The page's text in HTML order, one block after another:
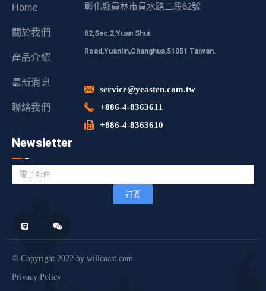
Home
關於我們
產品介紹
最新消息
聯絡我們
彰化縣員林市員水路二段62號
62,Sec.2,Yuan Shui
Road,Yuanlin,Changhua,51051 Taiwan.
service@yeasten.com.tw
+886-4-8363611
+886-4-8363610
Newsletter
訂閱
© Copyright 2022 by willcoast.com
Privacy Policy